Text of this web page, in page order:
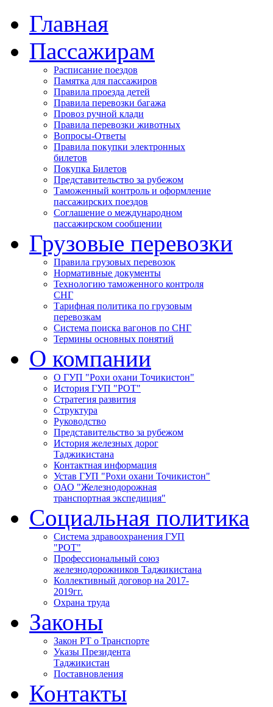
Главная
Пассажирам
Расписание поездов
Памятка для пассажиров
Правила проезда детей
Правила перевозки багажа
Провоз ручной клади
Правила перевозки животных
Вопросы-Ответы
Правила покупки электронных
билетов
Покупка Билетов
Представительство за рубежом
Таможенный контроль и оформление
пассажирских поездов
Соглашение о международном
пассажирском сообщении
Грузовые перевозки
Правила грузовых перевозок
Нормативные документы
Технологию таможенного контроля
СНГ
Тарифная политика по грузовым
перевозкам
Система поиска вагонов по СНГ
Термины основных понятий
О компании
О ГУП "Рохи охани Точикистон"
История ГУП "РОТ"
Стратегия развития
Структура
Руководство
Представительство за рубежом
История железных дорог
Таджикистана
Контактная информация
Устав ГУП "Рохи охани Точикистон"
ОАО "Железнодорожная
транспортная экспедиция"
Социальная политика
Система здравоохранения ГУП
"РОТ"
Профессиональный союз
железнодорожников Таджикистана
Коллективный договор на 2017-
2019гг.
Охрана труда
Законы
Закон РТ о Транспорте
Указы Президента
Таджикистан
Поставновления
Контакты